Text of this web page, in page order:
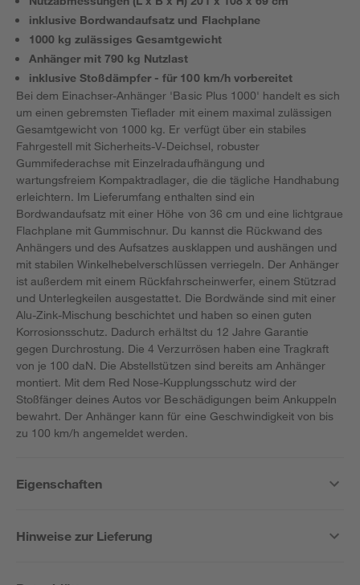
inklusive Bordwandaufsatz und Flachplane
1000 kg zulässiges Gesamtgewicht
Anhänger mit 790 kg Nutzlast
inklusive Stoßdämpfer - für 100 km/h vorbereitet
Bei dem Einachser-Anhänger 'Basic Plus 1000' handelt es sich
um einen gebremsten Tieflader mit einem maximal zulässigen
Gesamtgewicht von 1000 kg. Er verfügt über ein stabiles
Fahrgestell mit Sicherheits-V-Deichsel, robuster
Gummifederachse mit Einzelradaufhängung und
wartungsfreiem Kompaktradlager, die die tägliche Handhabung
erleichtern. Im Lieferumfang enthalten sind ein
Bordwandaufsatz mit einer Höhe von 36 cm und eine lichtgraue
Flachplane mit Gummischnur. Du kannst die Rückwand des
Anhängers und des Aufsatzes ausklappen und aushängen und
mit stabilen Winkelhebelverschlüssen verriegeln. Der Anhänger
ist außerdem mit einem Rückfahrscheinwerfer, einem Stützrad
und Unterlegkeilen ausgestattet. Die Bordwände sind mit einer
Alu-Zink-Mischung beschichtet und haben so einen guten
Korrosionsschutz. Dadurch erhältst du 12 Jahre Garantie
gegen Durchrostung. Die 4 Verzurrösen haben eine Tragkraft
von je 100 daN. Die Abstellstützen sind bereits am Anhänger
montiert. Mit dem Red Nose-Kupplungsschutz wird der
Stoßfänger deines Autos vor Beschädigungen beim Ankuppeln
bewahrt. Der Anhänger kann für eine Geschwindigkeit von bis
zu 100 km/h angemeldet werden.
Eigenschaften
Hinweise zur Lieferung